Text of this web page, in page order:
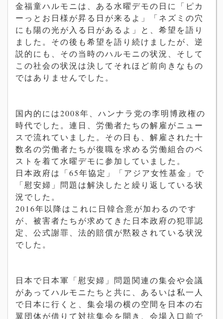
金福童ハルモニは、ある水曜デモの日に「ピカ
ーっとお日様が昇る日が来るよ」「ネズミの穴
にも陽の光が入る日があるよ」と、希望を語り
ました。その後も希望を語り続けましたが、逆
説的にも、その当時のハルモニの状況、そして
この社会の状況は決してそれほど前向きなもの
ではありませんでした。
国内的には2008年、ハンナラ党の李明博政権の
時代でした。連日、労働者たちの解雇がニュー
スで流れていました。その日も、解雇された十
数名の労働者たちが復職を求める労働組合のベ
ストを着て水曜デモに参加していました。
日本政府は「65年協定」「アジア女性基金」で
「慰安婦」問題は解決したと繰り返している状
況でした。
2016年以降はこれに日韓合意が加わるのです
が、被害者たちが求めてきた日本政府の犯罪認
定、公式謝罪、法的賠償が黙殺されている状況
でした。
日本で日本軍「慰安婦」問題関連の集会や会議
があってハルモニたちと共に、あるいは私一人
で日本に行くと、集会場の横の空間を日本の右
翼団体が借りて対抗集会を開き、会場入口前で